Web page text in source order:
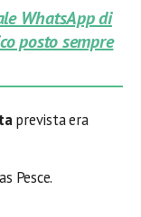
WhatsApp di
posto sempre
prevista era
Pesce.